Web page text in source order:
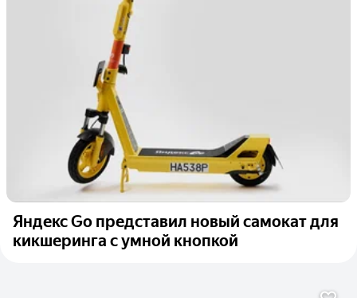
Яндекс Go представил новый самокат для
кикшеринга с умной кнопкой